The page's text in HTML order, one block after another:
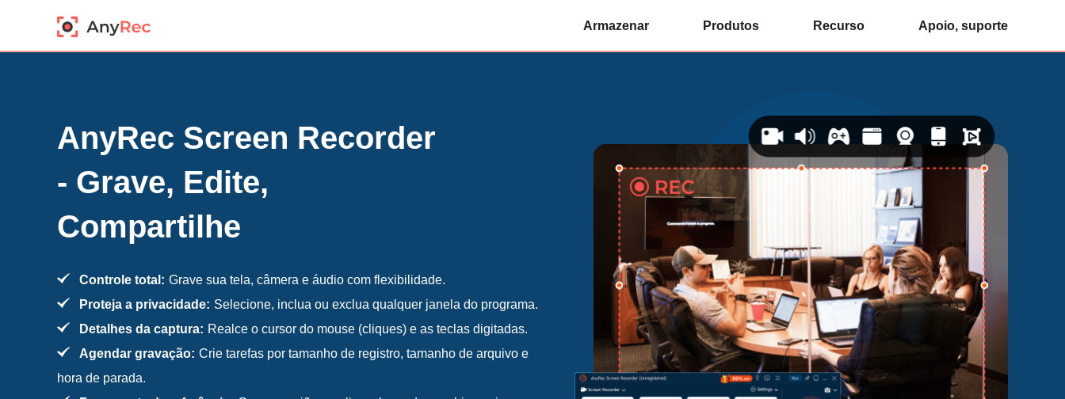
Armazenar Produtos Recurso Apoio, suporte
AnyRec Screen Recorder
- Grave, Edite,
Compartilhe
Controle total: Grave sua tela, câmera e áudio com flexibilidade.
Proteja a privacidade: Selecione, inclua ou exclua qualquer janela do programa.
Detalhes da captura: Realce o cursor do mouse (cliques) e as teclas digitadas.
Agendar gravação: Crie tarefas por tamanho de registro, tamanho de arquivo e
hora de parada.